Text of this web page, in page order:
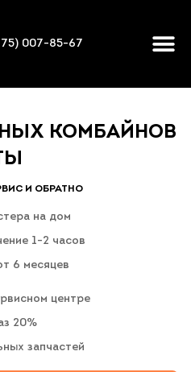
007-85-67
КОМБАЙНОВ
И ОБРАТНО
на дом
1-2 часов
6 месяцев
центре
20%
запчастей